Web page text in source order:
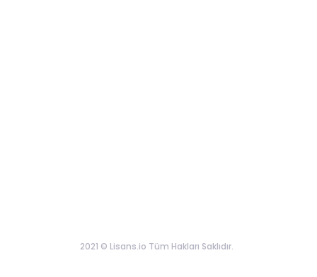
2021 © Lisans.io Tüm Hakları Saklıdır.